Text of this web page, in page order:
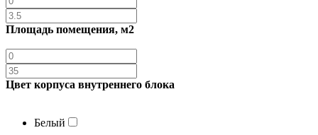
Площадь помещения, м2
Цвет корпуса внутреннего блока
Белый